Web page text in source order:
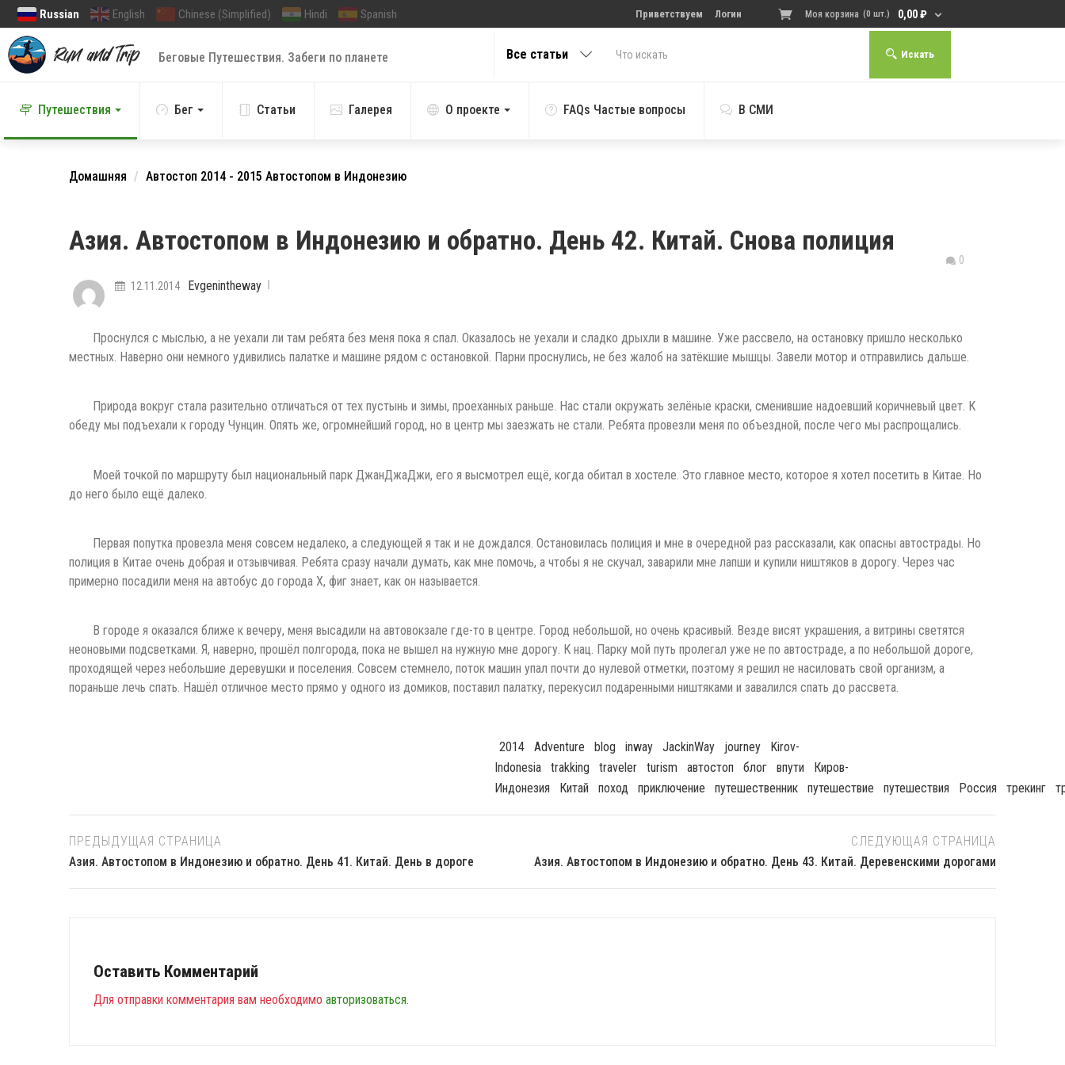
Russian English Chinese (Simplified) Hindi Spanish Приветствуем Логин Моя корзина (0 шт.) 0,00₽
Беговые Путешествия. Забеги по планете Все статьи Искать
Путешествия Бег Статьи Галерея О проекте FAQs Частые вопросы В СМИ
Домашняя Автостоп 2014 - 2015 Автостопом в Индонезию
0
Азия. Автостопом в Индонезию и обратно. День 42. Китай. Снова полиция
Evgenintheway
12.11.2014
Проснулся с мыслью, а не уехали ли там ребята без меня пока я спал. Оказалось не уехали и сладко дрыхли в машине. Уже рассвело, на остановку пришло несколько
местных. Наверно они немного удивились палатке и машине рядом с остановкой. Парни проснулись, не без жалоб на затёкшие мышцы. Завели мотор и отправились дальше.
Природа вокруг стала разительно отличаться от тех пустынь и зимы, проеханных раньше. Нас стали окружать зелёные краски, сменившие надоевший коричневый цвет. К
обеду мы подъехали к городу Чунцин. Опять же, огромнейший город, но в центр мы заезжать не стали. Ребята провезли меня по объездной, после чего мы распрощались.
Моей точкой по маршруту был национальный парк ДжанДжаДжи, его я высмотрел ещё, когда обитал в хостеле. Это главное место, которое я хотел посетить в Китае. Но
до него было ещё далеко.
Первая попутка провезла меня совсем недалеко, а следующей я так и не дождался. Остановилась полиция и мне в очередной раз рассказали, как опасны автострады. Но
полиция в Китае очень добрая и отзывчивая. Ребята сразу начали думать, как мне помочь, а чтобы я не скучал, заварили мне лапши и купили ништяков в дорогу. Через час
примерно посадили меня на автобус до города Х, фиг знает, как он называется.
В городе я оказался ближе к вечеру, меня высадили на автовокзале где-то в центре. Город небольшой, но очень красивый. Везде висят украшения, а витрины светятся
неоновыми подсветками. Я, наверно, прошёл полгорода, пока не вышел на нужную мне дорогу. К нац. Парку мой путь пролегал уже не по автостраде, а по небольшой дороге,
проходящей через небольшие деревушки и поселения. Совсем стемнело, поток машин упал почти до нулевой отметки, поэтому я решил не насиловать свой организм, а
пораньше лечь спать. Нашёл отличное место прямо у одного из домиков, поставил палатку, перекусил подаренными ништяками и завалился спать до рассвета.
2014 Adventure Blog Inway JackinWay Journey
Kirov-
Indonesia
Trakking Traveler Turism Автостоп Блог Впути
Киров-
Индонезия
Китай Поход Приключение Путешественник Путешествие Путешествия Россия Трекинг
ПРЕДЫДУЩАЯ СТРАНИЦА
Азия. Автостопом в Индонезию и обратно. День 41. Китай. День в дороге
СЛЕДУЮЩАЯ СТРАНИЦА
Азия. Автостопом в Индонезию и обратно. День 43. Китай. Деревенскими дорогами
Оставить Комментарий
Для отправки комментария вам необходимо авторизоваться.